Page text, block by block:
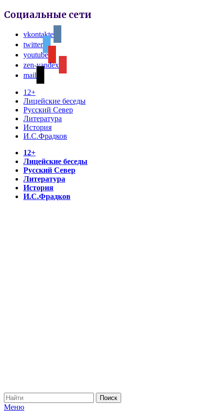
Социальные сети
vkontakte
twitter
youtube
zen-yandex
mail
12+
Лицейские беседы
Русский Север
Литература
История
И.С.Фрадков
12+
Лицейские беседы
Русский Север
Литература
История
И.С.Фрадков
Меню